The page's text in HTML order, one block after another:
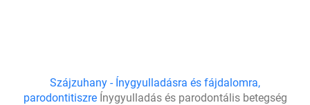
Szájzuhany - Ínygyulladásra és fájdalomra,
parodontitiszre Ínygyulladás és parodontális betegség